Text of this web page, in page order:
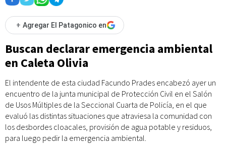
+ Agregar El Patagonico en
Buscan declarar emergencia ambiental
en Caleta Olivia
El intendente de esta ciudad Facundo Prades encabezó ayer un
encuentro de la junta municipal de Protección Civil en el Salón
de Usos Múltiples de la Seccional Cuarta de Policía, en el que
evaluó las distintas situaciones que atraviesa la comunidad con
los desbordes cloacales, provisión de agua potable y residuos,
para luego pedir la emergencia ambiental.